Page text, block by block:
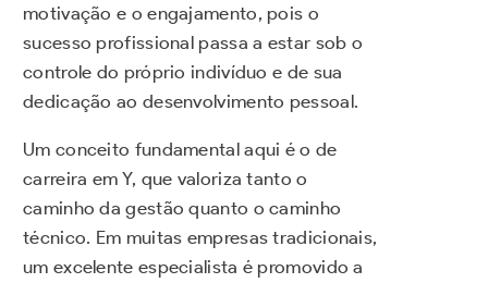
motivação e o engajamento, pois o
sucesso profissional passa a estar sob o
controle do próprio indivíduo e de sua
dedicação ao desenvolvimento pessoal.
Um conceito fundamental aqui é o de
carreira em Y, que valoriza tanto o
caminho da gestão quanto o caminho
técnico. Em muitas empresas tradicionais,
um excelente especialista é promovido a